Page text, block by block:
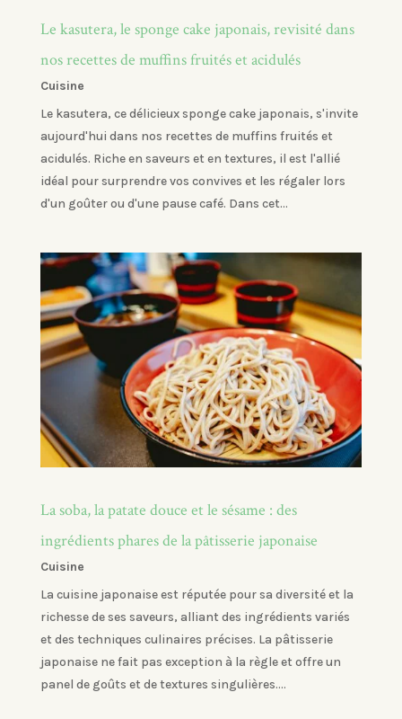
Le kasutera, le sponge cake japonais, revisité dans
nos recettes de muffins fruités et acidulés
Cuisine
Le kasutera, ce délicieux sponge cake japonais, s'invite
aujourd'hui dans nos recettes de muffins fruités et
acidulés. Riche en saveurs et en textures, il est l'allié
idéal pour surprendre vos convives et les régaler lors
d'un goûter ou d'une pause café. Dans cet...
La soba, la patate douce et le sésame : des
ingrédients phares de la pâtisserie japonaise
Cuisine
La cuisine japonaise est réputée pour sa diversité et la
richesse de ses saveurs, alliant des ingrédients variés
et des techniques culinaires précises. La pâtisserie
japonaise ne fait pas exception à la règle et offre un
panel de goûts et de textures singulières....